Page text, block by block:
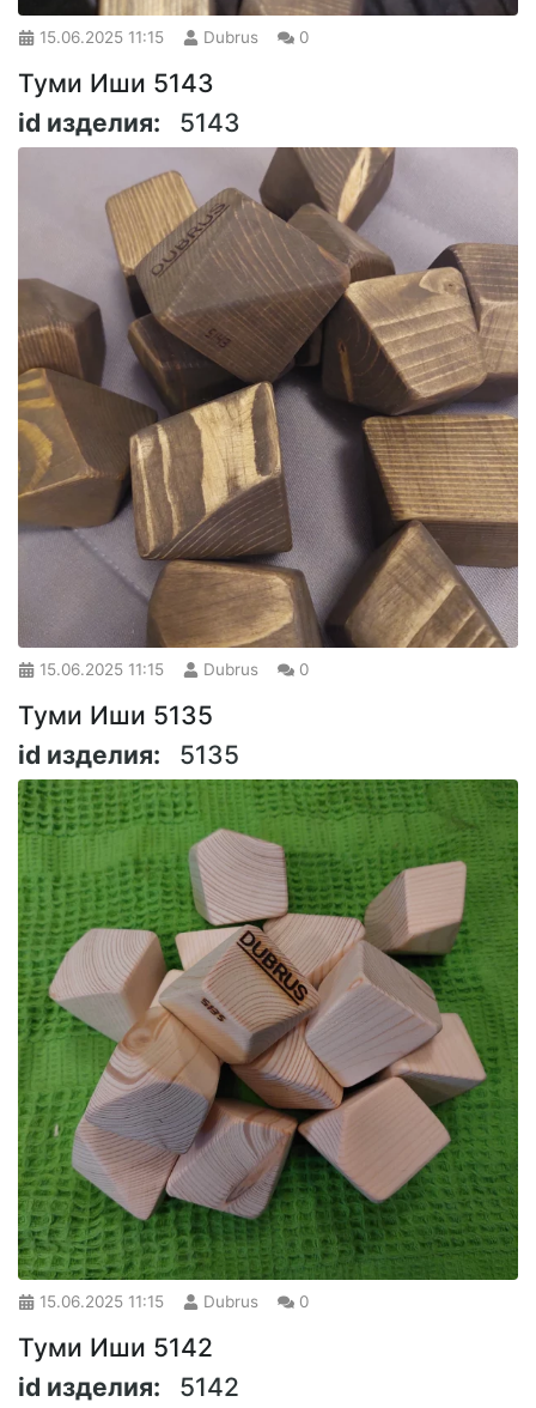
15.06.2025 11:15 Dubrus 0
Туми Иши 5143
id изделия:
5143
15.06.2025 11:15 Dubrus 0
Туми Иши 5135
id изделия:
5135
15.06.2025 11:15 Dubrus 0
Туми Иши 5142
id изделия:
5142